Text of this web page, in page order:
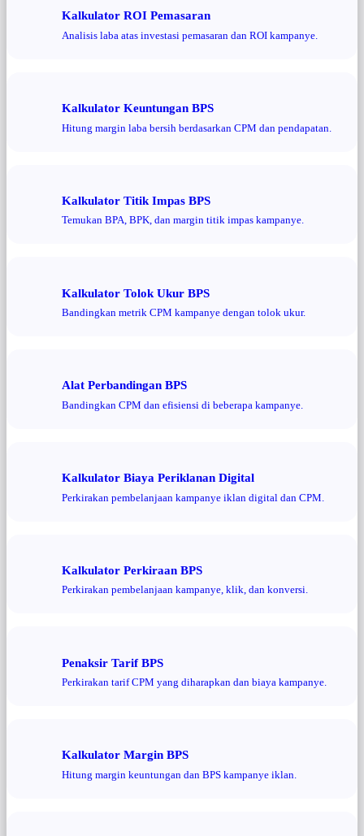
Kalkulator ROI Pemasaran
Analisis laba atas investasi pemasaran dan ROI kampanye.
Kalkulator Keuntungan BPS
Hitung margin laba bersih berdasarkan CPM dan pendapatan.
Kalkulator Titik Impas BPS
Temukan BPA, BPK, dan margin titik impas kampanye.
Kalkulator Tolok Ukur BPS
Bandingkan metrik CPM kampanye dengan tolok ukur.
Alat Perbandingan BPS
Bandingkan CPM dan efisiensi di beberapa kampanye.
Kalkulator Biaya Periklanan Digital
Perkirakan pembelanjaan kampanye iklan digital dan CPM.
Kalkulator Perkiraan BPS
Perkirakan pembelanjaan kampanye, klik, dan konversi.
Penaksir Tarif BPS
Perkirakan tarif CPM yang diharapkan dan biaya kampanye.
Kalkulator Margin BPS
Hitung margin keuntungan dan BPS kampanye iklan.